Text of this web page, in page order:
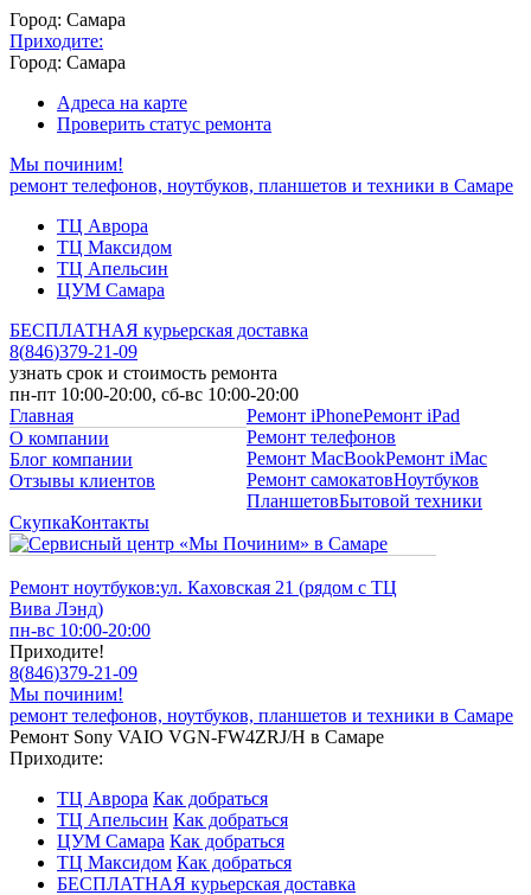
Город: Самара
Приходите:
Город: Самара
Адреса на карте
Проверить статус ремонта
Мы починим!
ремонт телефонов, ноутбуков, планшетов и техники в Самаре
ТЦ Аврора
ТЦ Максидом
ТЦ Апельсин
ЦУМ Самара
БЕСПЛАТНАЯ курьерская доставка
8(846)379-21-09
узнать срок и стоимость ремонта
пн-пт 10:00-20:00, сб-вс 10:00-20:00
Главная
О компании
Блог компании
Отзывы клиентов
Ремонт iPhoneРемонт iPad
Ремонт телефонов
Ремонт MacBookРемонт iMac
Ремонт самокатовНоутбуков
ПланшетовБытовой техники
СкупкаКонтакты
Ремонт ноутбуков:ул. Каховская 21 (рядом с ТЦ
Вива Лэнд)
пн-вс 10:00-20:00
Приходите!
8(846)379-21-09
Мы починим!
ремонт телефонов, ноутбуков, планшетов и техники в Самаре
Ремонт Sony VAIO VGN-FW4ZRJ/H в Самаре
Приходите:
ТЦ Аврора Как добраться
ТЦ Апельсин Как добраться
ЦУМ Самара Как добраться
ТЦ Максидом Как добраться
БЕСПЛАТНАЯ курьерская доставка